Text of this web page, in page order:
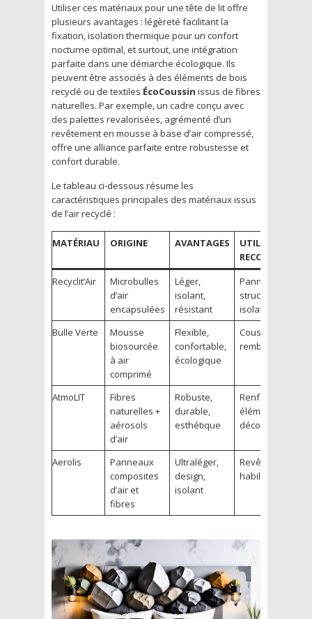
Utiliser ces matériaux pour une tête de lit offre
plusieurs avantages : légèreté facilitant la
fixation, isolation thermique pour un confort
nocturne optimal, et surtout, une intégration
parfaite dans une démarche écologique. Ils
peuvent être associés à des éléments de bois
recyclé ou de textiles ÉcoCoussin issus de fibres
naturelles. Par exemple, un cadre conçu avec
des palettes revalorisées, agrémenté d’un
revêtement en mousse à base d’air compressé,
offre une alliance parfaite entre robustesse et
confort durable.
Le tableau ci-dessous résume les
caractéristiques principales des matériaux issus
de l’air recyclé :
MATÉRIAU ORIGINE AVANTAGES
UTILISATION
RECOMMANDÉE
Recyclit’Air
Microbulles
d’air
encapsulées
Léger,
isolant,
résistant
Panneaux de
structure,
isolation
Bulle Verte
Mousse
biosourcée
à air
comprimé
Flexible,
confortable,
écologique
Coussins,
rembourrage
AtmoLIT
Fibres
naturelles +
aérosols
d’air
Robuste,
durable,
esthétique
Renforcement,
éléments
décoratifs
Aerolis
Panneaux
composites
d’air et
fibres
Ultraléger,
design,
isolant
Revêtement,
habillage